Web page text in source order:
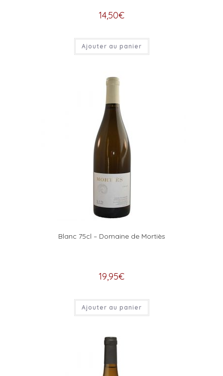
14,50€
Ajouter au panier
Blanc 75cl – Domaine de Mortiès
19,95€
Ajouter au panier